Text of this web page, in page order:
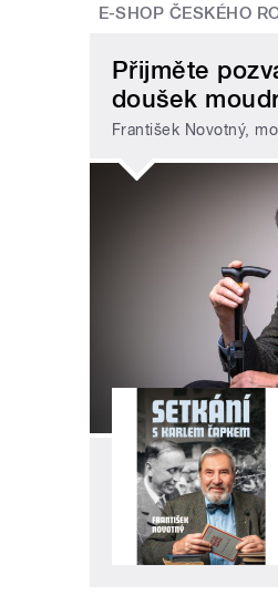
E-SHOP ČESKÉHO
Přijměte
doušek
František Novotný,